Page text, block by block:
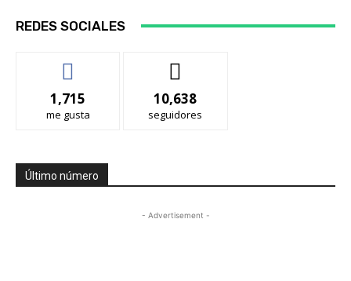
REDES SOCIALES
1,715
me gusta
10,638
seguidores
Último número
- Advertisement -